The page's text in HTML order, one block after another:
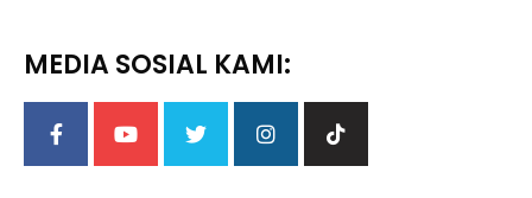
MEDIA SOSIAL KAMI: